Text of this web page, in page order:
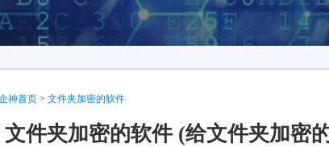
神首页 >文件夹加密的软件
文件夹加密的软件 (给文件夹加密